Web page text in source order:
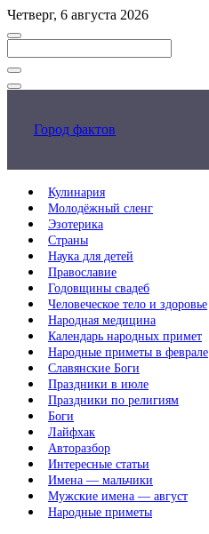
Перейти
к
контенту
Четверг, 6 августа 2026
Закрыть
Город фактов
Кулинария
Молодёжный сленг
Эзотерика
Страны
Наука для детей
Православие
Годовщины свадеб
Человеческое тело и здоровье
Народная медицина
Календарь народных примет
Народные приметы в феврале
Славянские Боги
Праздники в июле
Праздники по религиям
Боги
Лайфхак
Авторазбор
Интересные статьи
Имена — мальчики
Мужские имена — август
Народные приметы